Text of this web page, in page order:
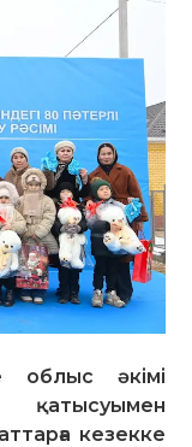
облыс әкімі
кезекке